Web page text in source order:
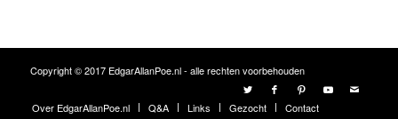
Copyright © 2017 EdgarAllanPoe.nl - alle rechten voorbehouden
Over EdgarAllanPoe.nl Q&A Links Gezocht Contact